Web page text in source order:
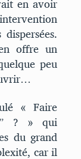
offre un
peu
« Faire
? » qui
du grand
car il